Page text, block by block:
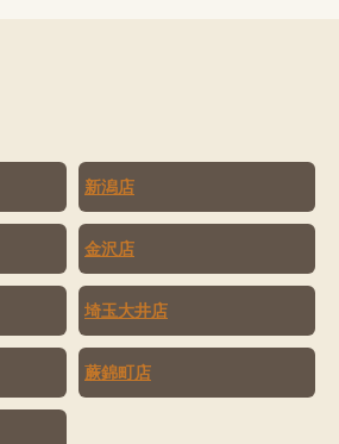
新潟店
金沢店
埼玉大井店
蕨錦町店